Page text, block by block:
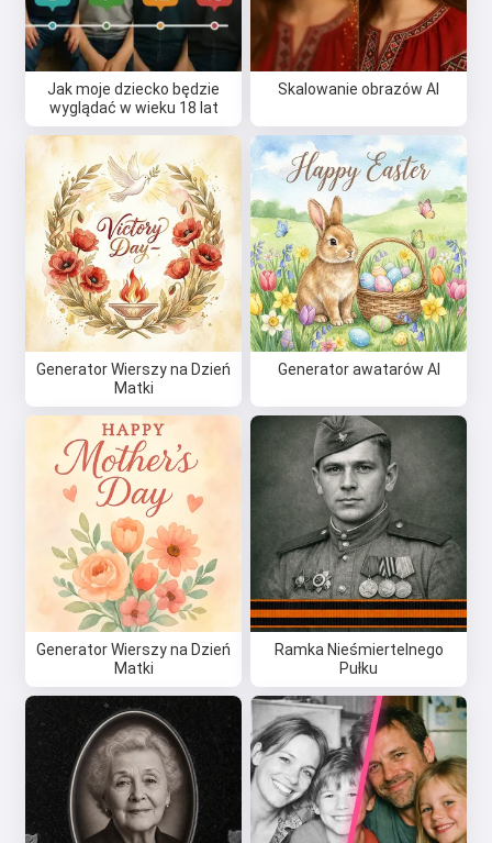
Jak moje dziecko będzie
wyglądać w wieku 18 lat
Skalowanie obrazów AI
Generator Wierszy na Dzień
Matki
Generator awatarów AI
Generator Wierszy na Dzień
Matki
Ramka Nieśmiertelnego
Pułku